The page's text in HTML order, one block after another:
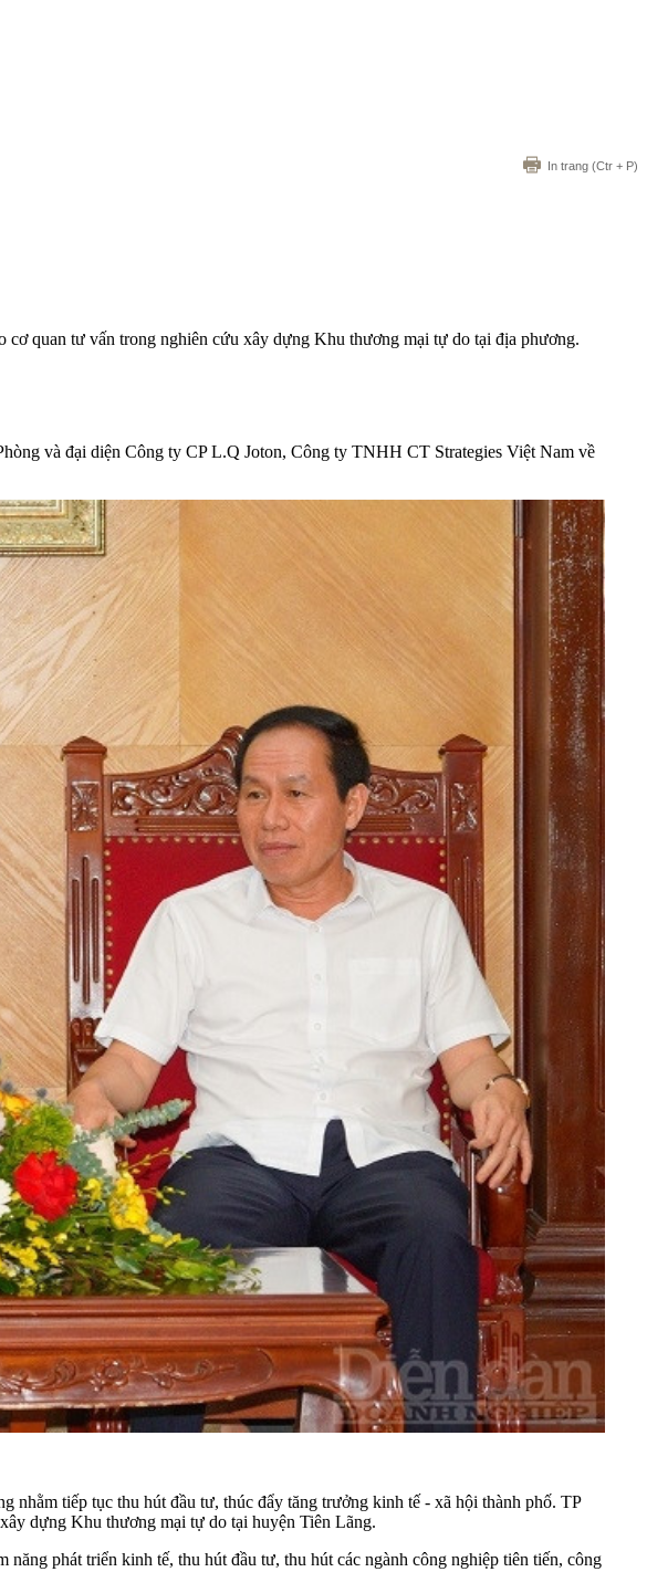
In trang (Ctr + P)
quan tư vấn trong nghiên cứu xây dựng Khu thương mại tự do tại địa phương.
và đại diện Công ty CP L.Q Joton, Công ty TNHH CT Strategies Việt Nam về
nhằm tiếp tục thu hút đầu tư, thúc đẩy tăng trưởng kinh tế - xã hội thành phố. TP
dựng Khu thương mại tự do tại huyện Tiên Lãng.
phát triển kinh tế, thu hút đầu tư, thu hút các ngành công nghiệp tiên tiến, công